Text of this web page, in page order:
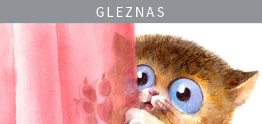
GLEZNAS